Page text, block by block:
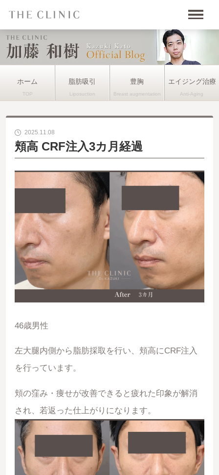
ホーム 脂肪吸引 豊胸 エイジング治療
2025.11.08
頬高 CRF注入3カ月経過
46歳男性
左大腿内側から脂肪採取を行い、頬高にCRF注入
を行っています。
頬の窪み・痩せが改善できると疲れた印象が解消
され、若返った仕上がりになります。